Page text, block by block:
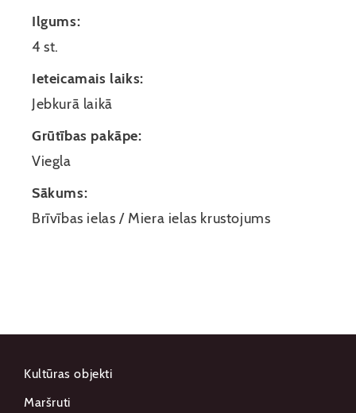
Ilgums:
4 st.
Ieteicamais laiks:
Jebkurā laikā
Grūtības pakāpe:
Viegla
Sākums:
Brīvības ielas / Miera ielas krustojums
Kultūras objekti
Maršruti